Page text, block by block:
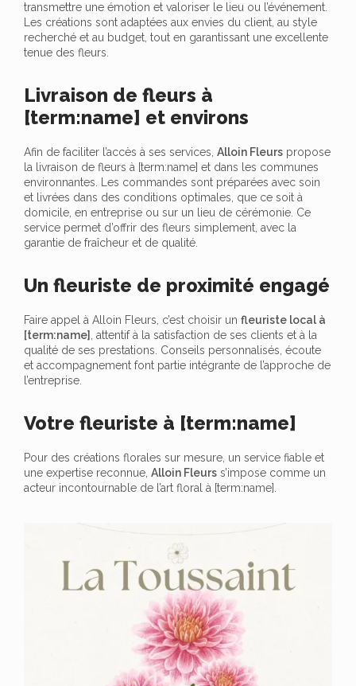
transmettre une émotion et valoriser le lieu ou l’événement.
Les créations sont adaptées aux envies du client, au style
recherché et au budget, tout en garantissant une excellente
tenue des fleurs.
Livraison de fleurs à
[term:name] et environs
Afin de faciliter l’accès à ses services, Alloin Fleurs propose
la livraison de fleurs à [term:name] et dans les communes
environnantes. Les commandes sont préparées avec soin
et livrées dans des conditions optimales, que ce soit à
domicile, en entreprise ou sur un lieu de cérémonie. Ce
service permet d’offrir des fleurs simplement, avec la
garantie de fraîcheur et de qualité.
Un fleuriste de proximité engagé
Faire appel à Alloin Fleurs, c’est choisir un fleuriste local à
[term:name]
, attentif à la satisfaction de ses clients et à la
qualité de ses prestations. Conseils personnalisés, écoute
et accompagnement font partie intégrante de l’approche de
l’entreprise.
Votre fleuriste à [term:name]
Pour des créations florales sur mesure, un service fiable et
une expertise reconnue, Alloin Fleurs s’impose comme un
acteur incontournable de l’art floral à [term:name].